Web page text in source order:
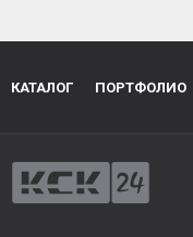
КАТАЛОГ ПОРТФОЛИО